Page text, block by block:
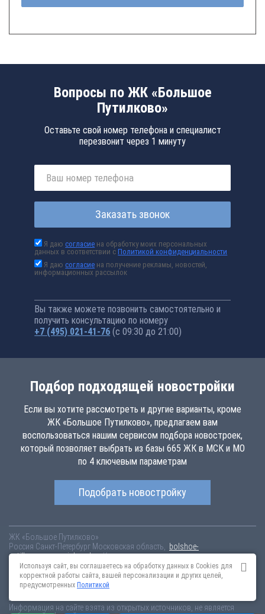
Вопросы по ЖК «Большое
Путилково»
Оставьте свой номер телефона и специалист
перезвонит через 1 минуту
Заказать звонок
Я даюсогласие на обработку моих персональных
данных в соответствии сПолитикой конфиденциальности
Я даюсогласие на получение рекламы, новостей,
информационных рассылок
Вы также можете позвонить самостоятельно и
получить консультацию по номеру
+7 (495) 021-41-76 (с 09:30 до 21:00)
Подбор подходящей новостройки
Если вы хотите рассмотреть и другие варианты, кроме
ЖК «Большое Путилково», предлагаем вам
воспользоваться нашим сервисом подбора новостроек,
который позволяет выбрать из базы 665 ЖК в МСК и МО
по 4 ключевым параметрам
Подобрать новостройку
ЖК «Большое Путилково»
Россия Санкт-Петербург Московская область,
bolshoe-
putilkovo.novopoisk.msk.ruКупить квартиру в новом жилом комплексе
«Большое Путилково» от «Группа «Самолет»» в Красногорском
районе. Квартиры различных планировок от 6.63 млн рублей!
Информация на сайте взята из открытых источников, не является
Используя сайт, вы соглашаетесь на обработку данных в Cookies для
корректной работы сайта, вашей персонализации и других целей,
предусмотренных Политикой